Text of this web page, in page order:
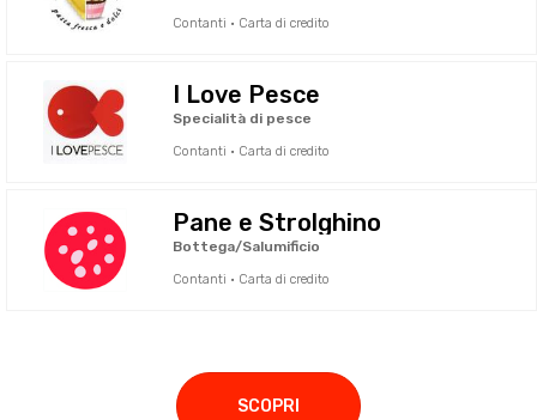
Contanti · Carta di credito
I Love Pesce
Specialità di pesce
Contanti · Carta di credito
Pane e Strolghino
Bottega/Salumificio
Contanti · Carta di credito
SCOPRI